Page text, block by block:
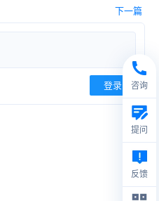
下一篇
登录 咨询
提问
反馈